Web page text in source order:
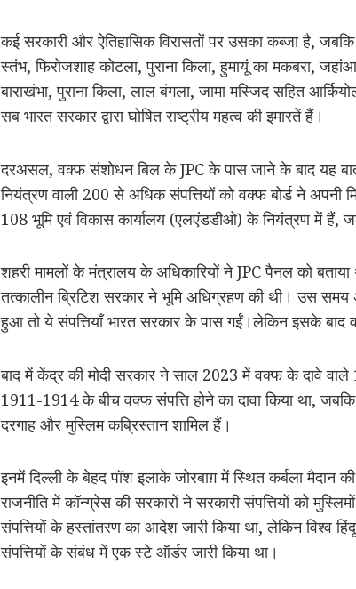
कई सरकारी और ऐतिहासिक विरासतों पर उसका कब्जा है,
स्तंभ, फिरोजशाह कोटला, पुराना किला, हुमायूं का मकबरा,
बाराखंभा, पुराना किला, लाल बंगला, जामा मस्जिद सहित
सब भारत सरकार द्वारा घोषित राष्ट्रीय महत्व की इमारतें हैं।
दरअसल, वक्फ संशोधन बिल के JPC के पास जाने के बाद यह
नियंत्रण वाली 200 से अधिक संपत्तियों को वक्फ बोर्ड ने अपनी
108 भूमि एवं विकास कार्यालय (एलएंडडीओ) के नियंत्रण में हैं,
शहरी मामलों के मंत्रालय के अधिकारियों ने JPC पैनल को
तत्कालीन ब्रिटिश सरकार ने भूमि अधिग्रहण की थी। उस
हुआ तो ये संपत्तियाँ भारत सरकार के पास गईं।लेकिन इसके बाद
बाद में केंद्र की मोदी सरकार ने साल 2023 में वक्फ के दावे वाले
1911-1914 के बीच वक्फ संपत्ति होने का दावा किया था,
दरगाह और मुस्लिम कब्रिस्तान शामिल हैं।
इनमें दिल्ली के बेहद पॉश इलाके जोरबाग़ में स्थित कर्बला मैदान
राजनीति में कॉन्ग्रेस की सरकारों ने सरकारी संपत्तियों को
संपत्तियों के हस्तांतरण का आदेश जारी किया था, लेकिन विश्व
संपत्तियों के संबंध में एक स्टे ऑर्डर जारी किया था।